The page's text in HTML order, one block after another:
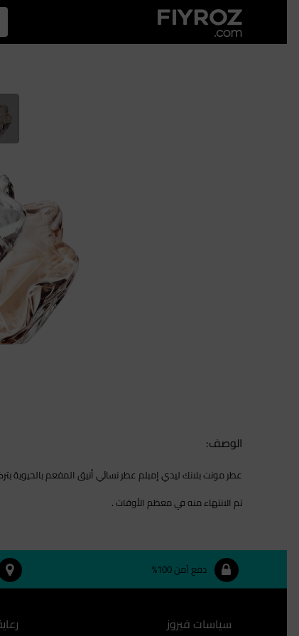
الصفحة الرئيسية
الوصف:
عطر مونت بلانك ليدي إمبلم عطر نسائي أنيق المفعم بالحيوية
تم الانتهاء منه في معظم الأوقات .
دفع آمن 100%
سياسات فيروز